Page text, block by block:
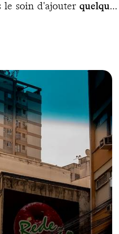
le soin d'ajouter quelques
par un expatrié
de Pâques, vous profitez
francophone privé
Vinapu, Ahu Akivi,
oublier la ville de Hanga
un nouveau contact
au côté artistique de sa
et privé, toujours) qui
ville avant une halte au
sur Kata Tjuta, sunsetsur
tout, le fil conducteur du